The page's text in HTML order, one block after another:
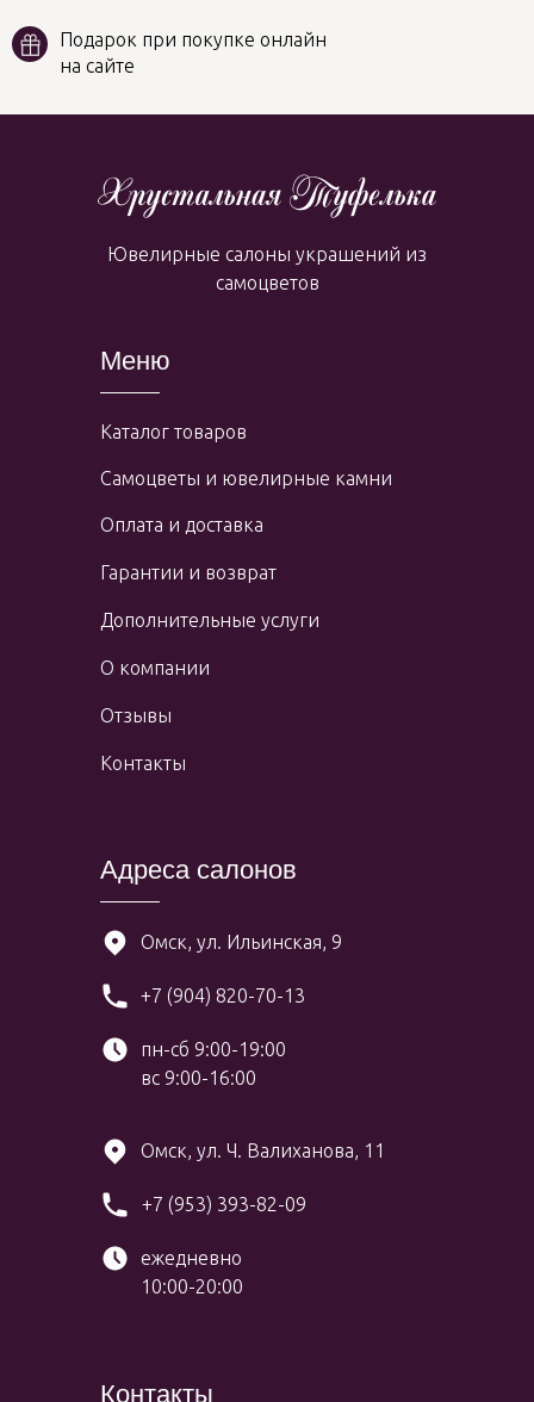
Подарок при покупке онлайн
на сайте
Меню
Каталог товаров
Самоцветы и ювелирные камни
Оплата и доставка
Адреса салонов
+7 (904) 820-70-13
пн-сб 9:00-19:00
вс 9:00-16:00
Омск, ул. Ильинская, 9
Ювелирные салоны украшений из
самоцветов
+7 (953) 393-82-09
ежедневно
10:00-20:00
Омск, ул. Ч. Валиханова, 11
Контакты
Гарантии и возврат
Дополнительные услуги
О компании
Отзывы
Контакты